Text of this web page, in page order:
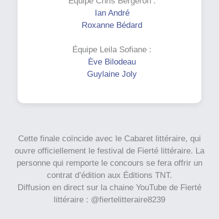
Ian André
Roxanne Bédard
Équipe Leila Sofiane :
Ève Bilodeau
Guylaine Joly
Cette finale coïncide avec le Cabaret littéraire, qui
ouvre officiellement le festival de Fierté littéraire. La
personne qui remporte le concours se fera offrir un
contrat d’édition aux Éditions TNT.
Diffusion en direct sur la chaine YouTube de Fierté
littéraire : @fiertelitteraire8239